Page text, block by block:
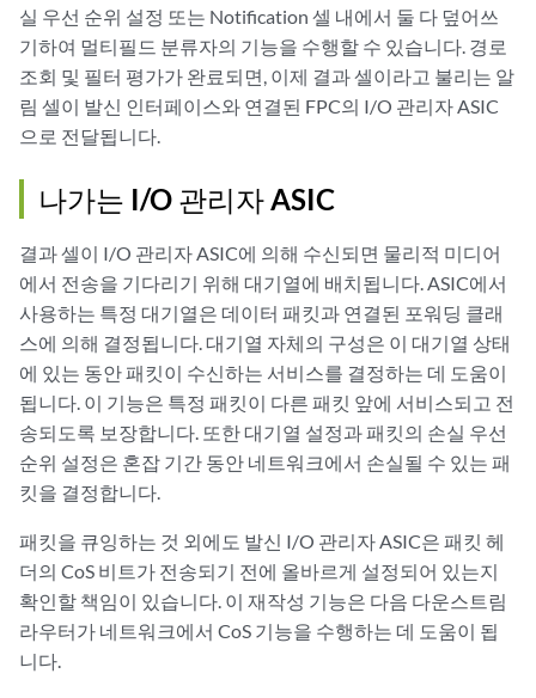
실 우선 순위 설정 또는 Notification 셀 내에서 둘 다 덮어쓰
기하여 멀티필드 분류자의 기능을 수행할 수 있습니다. 경로
조회 및 필터 평가가 완료되면, 이제 결과 셀이라고 불리는 알
림 셀이 발신 인터페이스와 연결된 FPC의 I/O 관리자 ASIC
으로 전달됩니다.
나가는 I/O 관리자 ASIC
결과 셀이 I/O 관리자 ASIC에 의해 수신되면 물리적 미디어
에서 전송을 기다리기 위해 대기열에 배치됩니다. ASIC에서
사용하는 특정 대기열은 데이터 패킷과 연결된 포워딩 클래
스에 의해 결정됩니다. 대기열 자체의 구성은 이 대기열 상태
에 있는 동안 패킷이 수신하는 서비스를 결정하는 데 도움이
됩니다. 이 기능은 특정 패킷이 다른 패킷 앞에 서비스되고 전
송되도록 보장합니다. 또한 대기열 설정과 패킷의 손실 우선
순위 설정은 혼잡 기간 동안 네트워크에서 손실될 수 있는 패
킷을 결정합니다.
패킷을 큐잉하는 것 외에도 발신 I/O 관리자 ASIC은 패킷 헤
더의 CoS 비트가 전송되기 전에 올바르게 설정되어 있는지
확인할 책임이 있습니다. 이 재작성 기능은 다음 다운스트림
라우터가 네트워크에서 CoS 기능을 수행하는 데 도움이 됩
니다.